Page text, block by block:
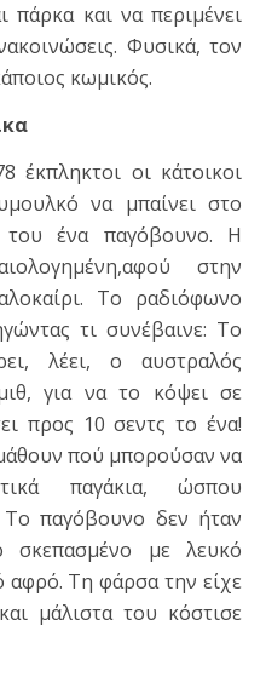
πάρκα και να περιμένει
Φυσικά, τον
κωμικός.
έκπληκτοι οι κάτοικοι
να μπαίνει στο
του ένα παγόβουνο. Η
στην
Το ραδιόφωνο
τι συνέβαινε: Το
λέει, ο αυστραλός
για να το κόψει σε
προς 10 σεντς το ένα!
πού μπορούσαν να
παγάκια, ώσπου
παγόβουνο δεν ήταν
σκεπασμένο με λευκό
αφρό. Τη φάρσα την είχε
μάλιστα του κόστισε